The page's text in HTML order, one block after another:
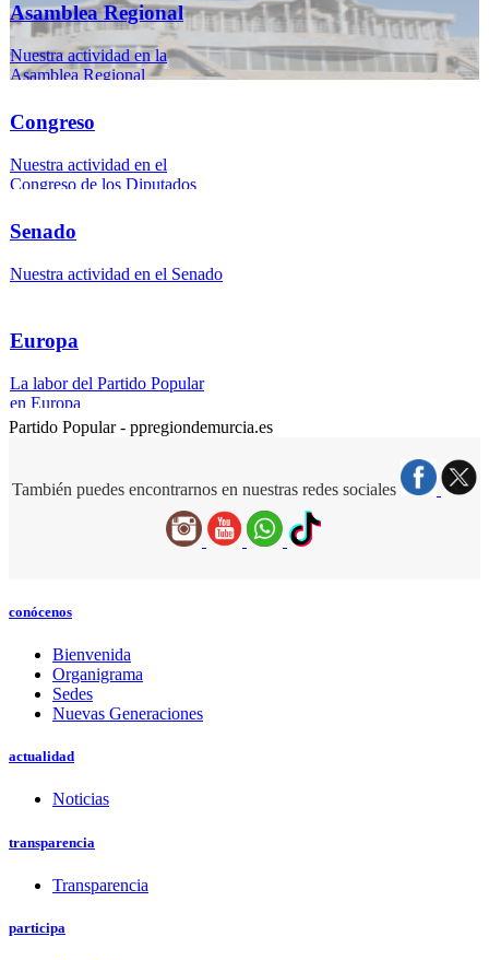
Asamblea Regional
Nuestra actividad en la
Asamblea Regional
Congreso
Nuestra actividad en el
Congreso de los Diputados
Senado
Nuestra actividad en el Senado
Europa
La labor del Partido Popular
en Europa
Partido Popular - ppregiondemurcia.es
También puedes encontrarnos en nuestras redes sociales
conócenos
Bienvenida
Organigrama
Sedes
Nuevas Generaciones
actualidad
Noticias
transparencia
Transparencia
participa